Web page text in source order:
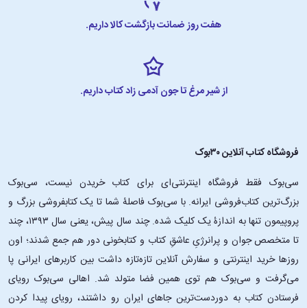
هفت روز ضمانت بازگشت کالا داریم.
از شیر مرغ تا جون آدمی زاد کتاب داریم.
فروشگاه کتاب آنلاین ۳۰بوک
سی‌بوک فقط فروشگاه اینترنتی‌ای برای کتاب خریدن نیست، سی‌بوک
بزرگ‌ترین کتاب‌فروشی ایرانه. با سی‌بوک فاصلۀ شما تا یک کتابفروشی بزرگ و
پروپیمون تنها به اندازۀ یک کلیک شده. چند سال پیش، یعنی سال ۱۳۹۳، چند
تا متخصص جوان و پرانرژیِ عاشقِ کتاب و کتابخونی دور هم جمع شدند؛ اون‌
روزها خرید اینترنتی و سفارش آنلاین تازه‌تازه داشت بین کاربرهای ایرانی پا
می‌گرفت و سی‌بوک هم توی همین فضا متولد شد. اهالی سی‌بوک رویای
فرستادن کتاب به دوردست‌ترین جاهای ایران رو داشتند، رویای پیدا کردن